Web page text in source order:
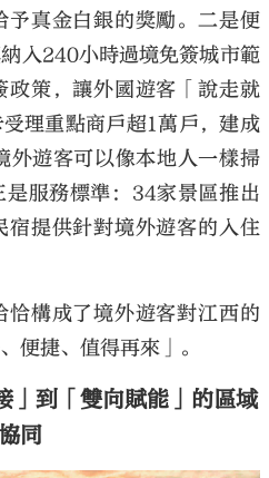
予真金白銀的獎勵。二是便
入240小時過境免簽城市範
政策，讓外國遊客「說走就
理重點商戶超1萬戶，建成
外遊客可以像本地人一樣掃
服務標準：34家景區推出
宿提供針對境外遊客的入住
構成了境外遊客對江西的
捷、值得再來」。
」到「雙向賦能」的區域
同